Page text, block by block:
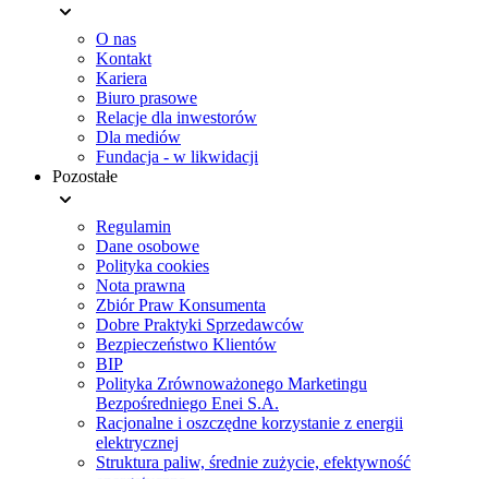
O nas
Kontakt
Kariera
Biuro prasowe
Relacje dla inwestorów
Dla mediów
Fundacja - w likwidacji
Pozostałe
Regulamin
Dane osobowe
Polityka cookies
Nota prawna
Zbiór Praw Konsumenta
Dobre Praktyki Sprzedawców
Bezpieczeństwo Klientów
BIP
Polityka Zrównoważonego Marketingu
Bezpośredniego Enei S.A.
Racjonalne i oszczędne korzystanie z energii
elektrycznej
Struktura paliw, średnie zużycie, efektywność